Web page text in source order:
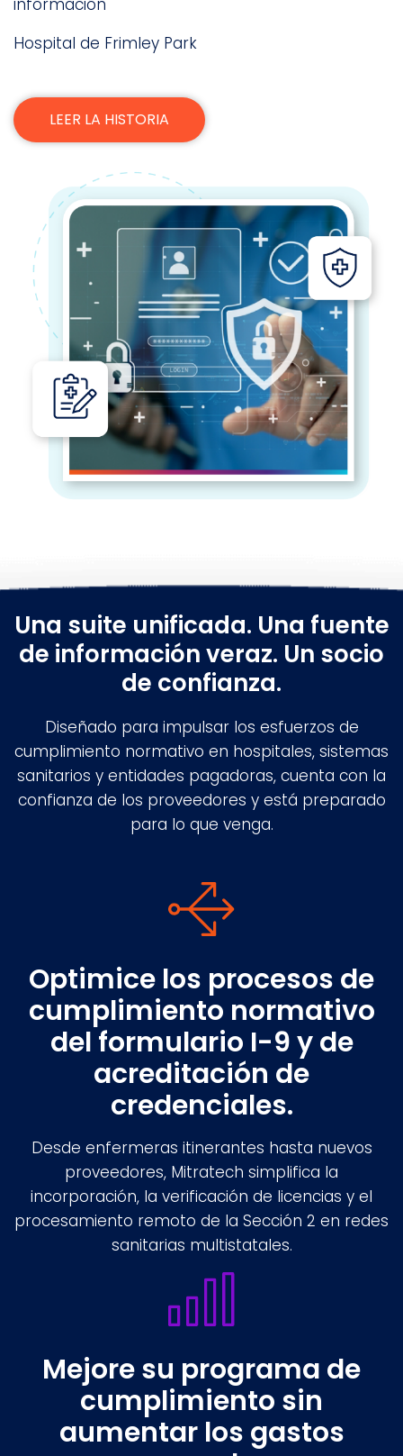
información
Hospital de Frimley Park
LEER LA HISTORIA
Una suite unificada. Una fuente
de información veraz. Un socio
de confianza.
Diseñado para impulsar los esfuerzos de
cumplimiento normativo en hospitales, sistemas
sanitarios y entidades pagadoras, cuenta con la
confianza de los proveedores y está preparado
para lo que venga.
Optimice los procesos de
cumplimiento normativo
del formulario I-9 y de
acreditación de
credenciales.
Desde enfermeras itinerantes hasta nuevos
proveedores, Mitratech simplifica la
incorporación, la verificación de licencias y el
procesamiento remoto de la Sección 2 en redes
sanitarias multistatales.
Mejore su programa de
cumplimiento sin
aumentar los gastos